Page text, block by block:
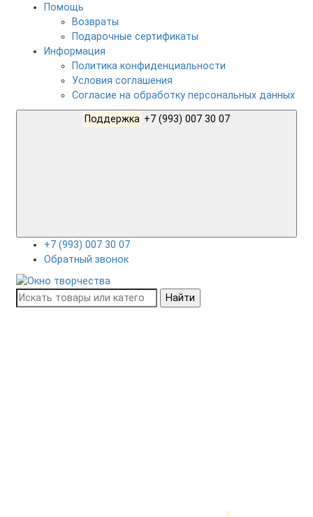
Помощь
Возвраты
Подарочные сертификаты
Информация
Политика конфиденциальности
Условия соглашения
Согласие на обработку персональных данных
Поддержка
+7 (993) 007 30 07
Обратный звонок
Найти